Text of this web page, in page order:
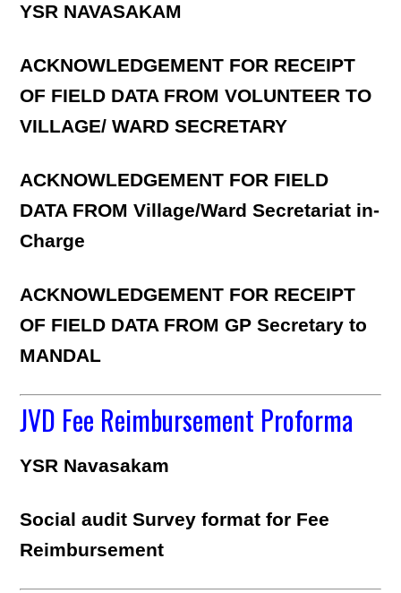
YSR NAVASAKAM
ACKNOWLEDGEMENT FOR RECEIPT
OF FIELD DATA FROM VOLUNTEER TO
VILLAGE/ WARD SECRETARY
ACKNOWLEDGEMENT FOR FIELD
DATA FROM Village/Ward Secretariat in-
Charge
ACKNOWLEDGEMENT FOR RECEIPT
OF FIELD DATA FROM GP Secretary to
MANDAL
JVD Fee Reimbursement Proforma
YSR Navasakam
Social audit Survey format for Fee
Reimbursement